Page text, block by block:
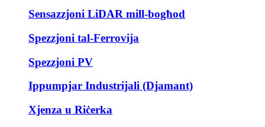
Sensazzjoni LiDAR mill-bogħod
Spezzjoni tal-Ferrovija
Spezzjoni PV
Ippumpjar Industrijali (Djamant)
Xjenza u Riċerka